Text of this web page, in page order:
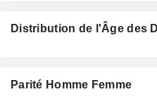
Distribution de l'Âge des
Parité Homme Femme